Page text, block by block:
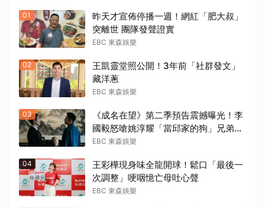
01
昨天才宣佈停播一週！網紅「肥大叔」
突離世 團隊發聲證實
EBC 東森娛樂
02
王凱靈堂照公開！3年前「社群發文」
藏洋蔥
EBC 東森娛樂
03
《成名在望》第二季預告震撼曝光！李
國毅怒嗆姚淳耀「當邱家的狗」兄弟情
決裂
EBC 東森娛樂
04
王彩樺現身味全龍開球！鬆口「最後一
次調整」哽咽憶亡母吐心聲
EBC 東森娛樂